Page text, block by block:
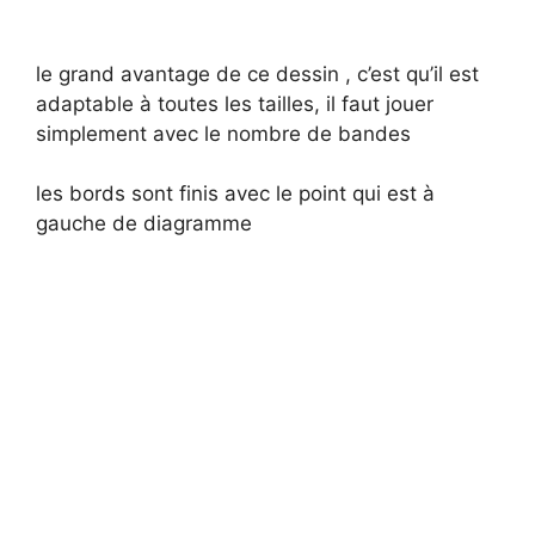
le grand avantage de ce dessin , c’est qu’il est
adaptable à toutes les tailles, il faut jouer
simplement avec le nombre de bandes
les bords sont finis avec le point qui est à
gauche de diagramme